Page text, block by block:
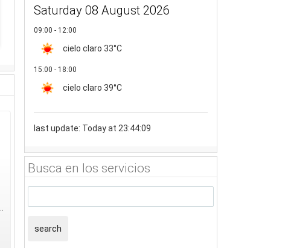
Saturday 08 August 2026
09:00 - 12:00
cielo claro 33°C
15:00 - 18:00
cielo claro 39°C
last update: Today at 23:44:09
Busca en los servicios
search